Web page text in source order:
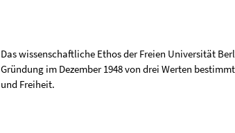
Das wissenschaftliche Ethos der Freien Universität
Gründung im Dezember 1948 von drei Werten
und Freiheit.